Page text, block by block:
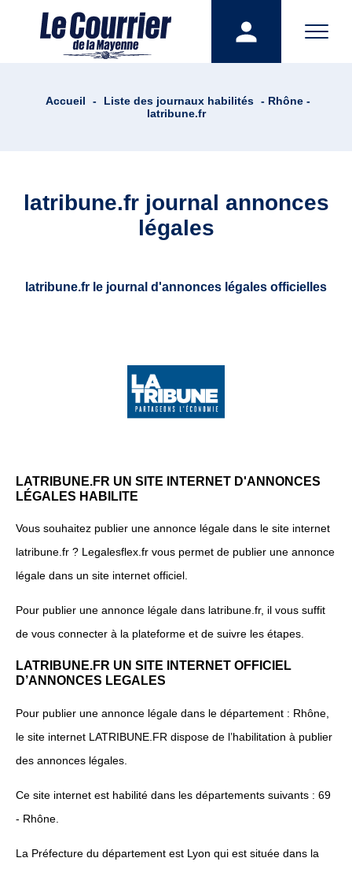
Accueil - Liste des journaux habilités - Rhône -
latribune.fr
latribune.fr journal annonces
légales
latribune.fr le journal d'annonces légales officielles
LATRIBUNE.FR UN SITE INTERNET D'ANNONCES
LÉGALES HABILITE
Vous souhaitez publier une annonce légale dans le site internet
latribune.fr ? Legalesflex.fr vous permet de publier une annonce
légale dans un site internet officiel.
Pour publier une annonce légale dans latribune.fr, il vous suffit
de vous connecter à la plateforme et de suivre les étapes.
LATRIBUNE.FR UN SITE INTERNET OFFICIEL
D’ANNONCES LEGALES
Pour publier une annonce légale dans le département : Rhône,
le site internet LATRIBUNE.FR dispose de l’habilitation à publier
des annonces légales.
Ce site internet est habilité dans les départements suivants : 69
- Rhône.
La Préfecture du département est Lyon qui est située dans la